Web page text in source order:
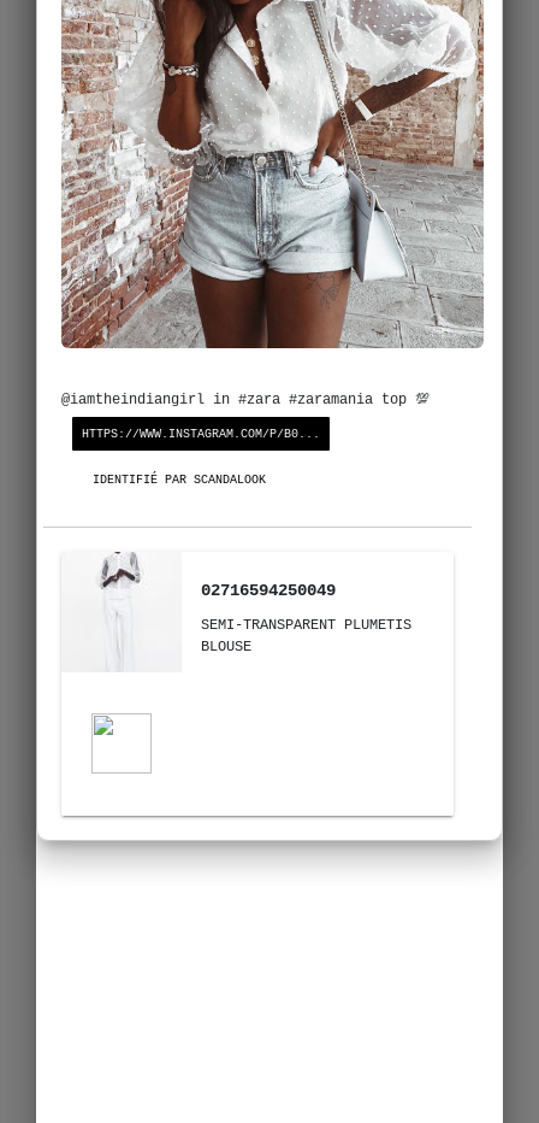
@iamtheindiangirl in #zara #zaramania top 💯
HTTPS://WWW.INSTAGRAM.COM/P/B0...
IDENTIFIÉ PAR SCANDALOOK
02716594250049
SEMI-TRANSPARENT PLUMETIS
BLOUSE